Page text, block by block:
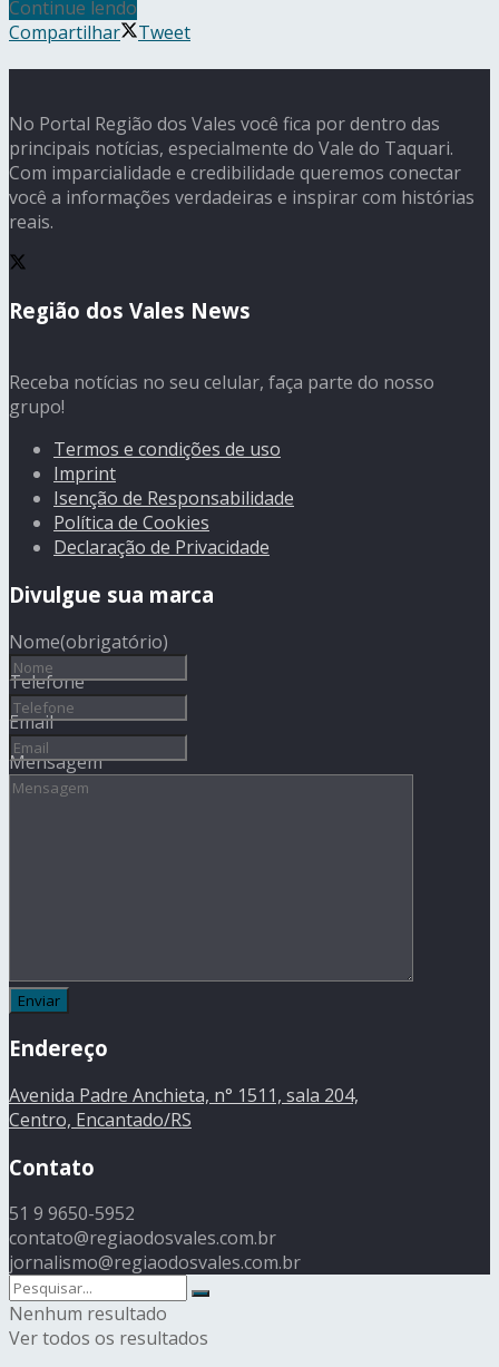
Continue lendo
Compartilhar
Tweet
No Portal Região dos Vales você fica por dentro das
principais notícias, especialmente do Vale do Taquari.
Com imparcialidade e credibilidade queremos conectar
você a informações verdadeiras e inspirar com histórias
reais.
Região dos Vales News
Receba notícias no seu celular, faça parte do nosso
grupo!
Termos e condições de uso
Imprint
Isenção de Responsabilidade
Política de Cookies
Declaração de Privacidade
Divulgue sua marca
Nome(obrigatório)
Telefone
Email
Mensagem
Endereço
Avenida Padre Anchieta, n° 1511, sala 204,
Centro, Encantado/RS
Contato
51 9 9650-5952
contato@regiaodosvales.com.br
jornalismo@regiaodosvales.com.br
Nenhum resultado
Ver todos os resultados